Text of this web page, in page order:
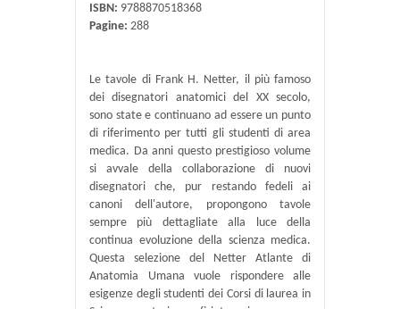
ISBN: 9788870518368
Pagine: 288
Le tavole di Frank H. Netter, il più famoso
dei disegnatori anatomici del XX secolo,
sono state e continuano ad essere un punto
di riferimento per tutti gli studenti di area
medica. Da anni questo prestigioso volume
si avvale della collaborazione di nuovi
disegnatori che, pur restando fedeli ai
canoni dell'autore, propongono tavole
sempre più dettagliate alla luce della
continua evoluzione della scienza medica.
Questa selezione del Netter Atlante di
Anatomia Umana vuole rispondere alle
esigenze degli studenti dei Corsi di laurea in